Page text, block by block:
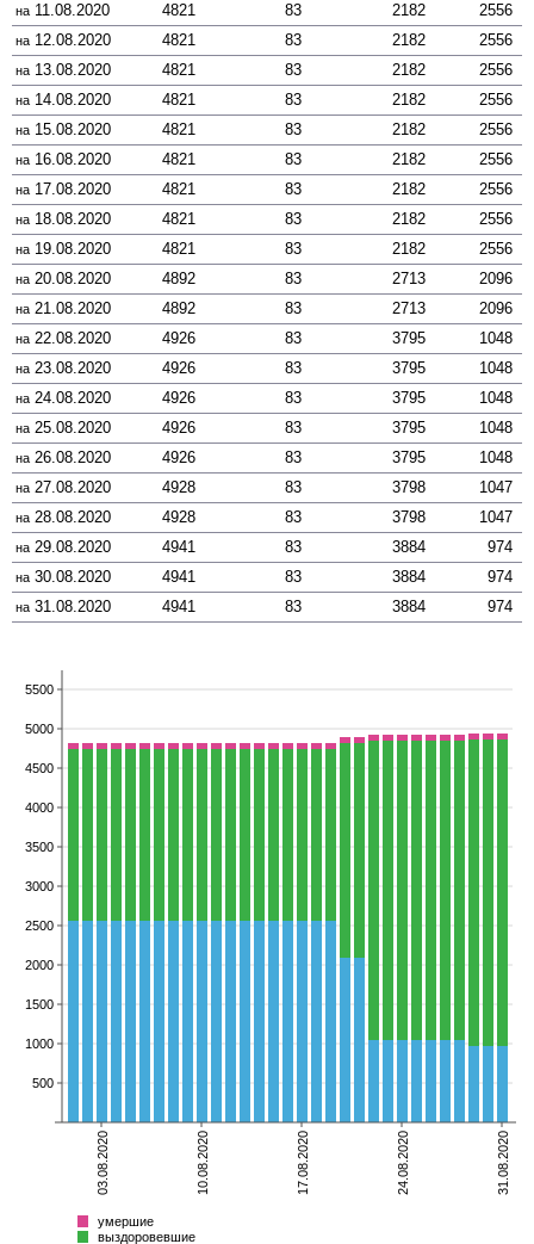
на 11.08.2020 4821 83 2182 2556
на 12.08.2020 4821 83 2182 2556
на 13.08.2020 4821 83 2182 2556
на 14.08.2020 4821 83 2182 2556
на 15.08.2020 4821 83 2182 2556
на 16.08.2020 4821 83 2182 2556
на 17.08.2020 4821 83 2182 2556
на 18.08.2020 4821 83 2182 2556
на 19.08.2020 4821 83 2182 2556
на 20.08.2020 4892 83 2713 2096
на 21.08.2020 4892 83 2713 2096
на 22.08.2020 4926 83 3795 1048
на 23.08.2020 4926 83 3795 1048
на 24.08.2020 4926 83 3795 1048
на 25.08.2020 4926 83 3795 1048
на 26.08.2020 4926 83 3795 1048
на 27.08.2020 4928 83 3798 1047
на 28.08.2020 4928 83 3798 1047
на 29.08.2020 4941 83 3884 974
на 30.08.2020 4941 83 3884 974
на 31.08.2020 4941 83 3884 974
умершие
выздоровевшие
болеющие
Всего03.08.2020 10.08.2020 17.08.2020 24.08.2020 31.08.2020
500
1000
1500
2000
2500
3000
3500
4000
4500
5000
5500
умершие
выздоровевшие